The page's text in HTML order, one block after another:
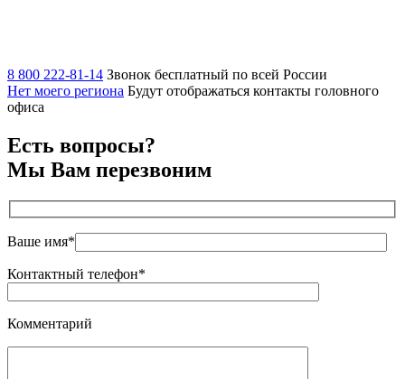
8 800 222-81-14 Звонок бесплатный по всей России
Нет моего региона Будут отображаться контакты головного
офиса
Есть вопросы?
Мы Вам перезвоним
Ваше имя*
Контактный телефон*
Комментарий